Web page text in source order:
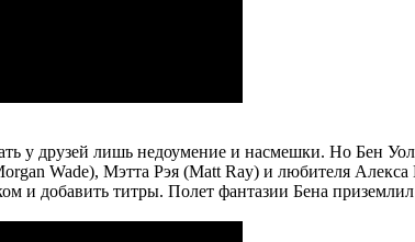
у друзей лишь недоумение и насмешки. Но Бен
Wade), Мэтта Рэя (Matt Ray) и любителя
и добавить титры. Полет фантазии Бена